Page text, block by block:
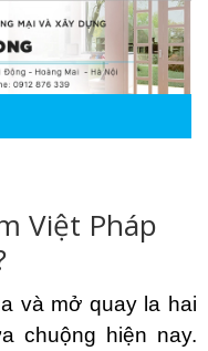
Việt Pháp
và mở quay la hai
chuộng hiện nay.